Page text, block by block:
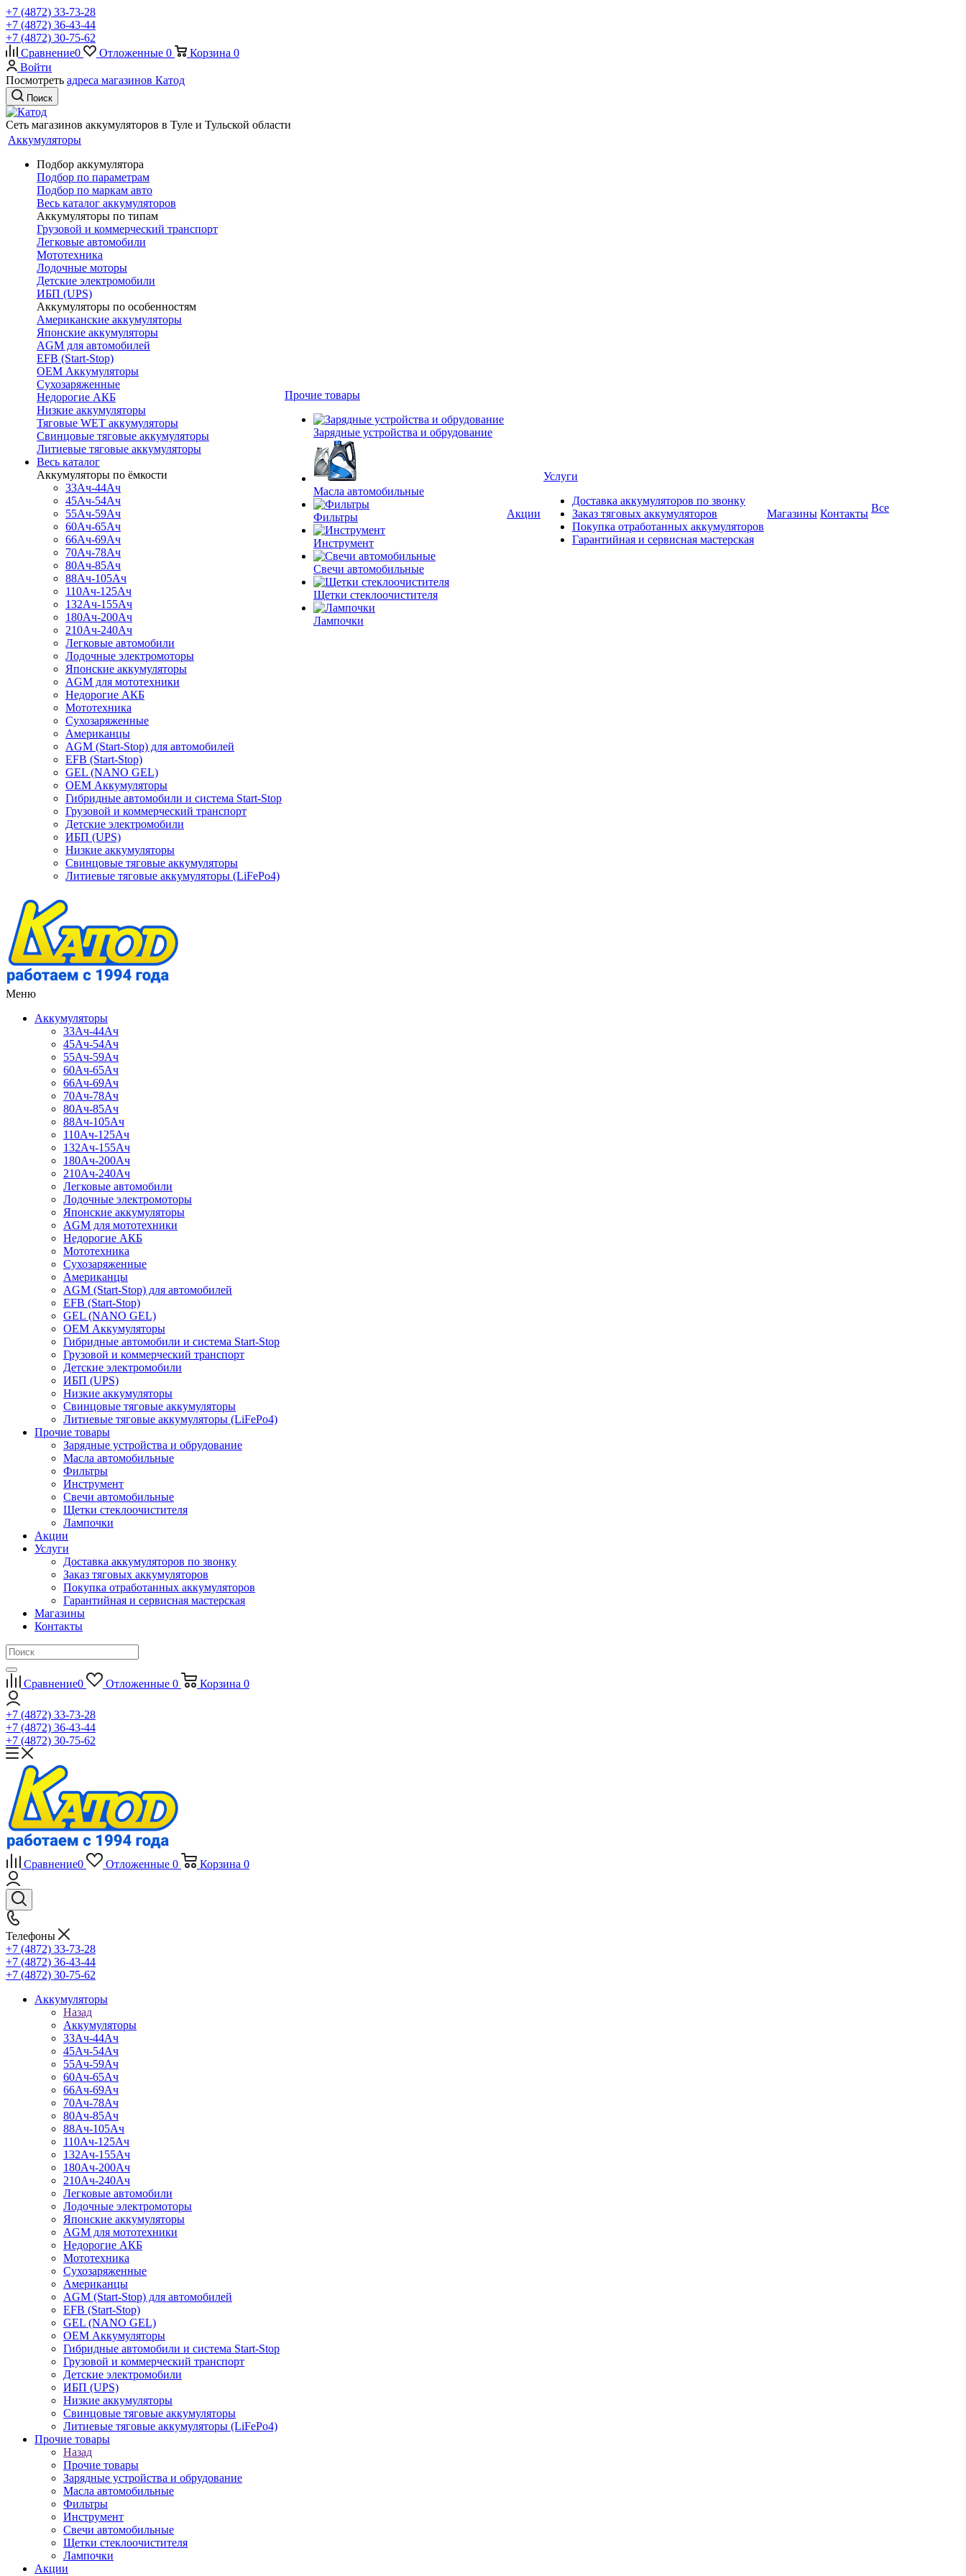
+7 (4872) 33-73-28
+7 (4872) 36-43-44
+7 (4872) 30-75-62
Сравнение0 Отложенные 0 Корзина 0
Войти
Посмотреть адреса магазинов Катод
Поиск
Сеть магазинов аккумуляторов в Туле и Тульской области
Аккумуляторы
Подбор аккумулятора
Подбор по параметрам
Подбор по маркам авто
Весь каталог аккумуляторов
Аккумуляторы по типам
Грузовой и коммерческий транспорт
Легковые автомобили
Мототехника
Лодочные моторы
Детские электромобили
ИБП (UPS)
Аккумуляторы по особенностям
Американские аккумуляторы
Японские аккумуляторы
AGM для автомобилей
EFB (Start-Stop)
OEM Аккумуляторы
Сухозаряженные
Недорогие АКБ
Низкие аккумуляторы
Тяговые WET аккумуляторы
Свинцовые тяговые аккумуляторы
Литиевые тяговые аккумуляторы
Весь каталог
Аккумуляторы по ёмкости
33Ач-44Ач
45Ач-54Ач
55Ач-59Ач
60Ач-65Ач
66Ач-69Ач
70Ач-78Ач
80Ач-85Ач
88Ач-105Ач
110Ач-125Ач
132Ач-155Ач
180Ач-200Ач
210Ач-240Ач
Легковые автомобили
Лодочные электромоторы
Японские аккумуляторы
AGM для мототехники
Недорогие АКБ
Мототехника
Сухозаряженные
Американцы
AGM (Start-Stop) для автомобилей
EFB (Start-Stop)
GEL (NANO GEL)
OEM Аккумуляторы
Гибридные автомобили и система Start-Stop
Грузовой и коммерческий транспорт
Детские электромобили
ИБП (UPS)
Низкие аккумуляторы
Свинцовые тяговые аккумуляторы
Литиевые тяговые аккумуляторы (LiFePo4)
Прочие товары
Зарядные устройства и обрудование
Масла автомобильные
Фильтры
Инструмент
Свечи автомобильные
Щетки стеклоочистителя
Лампочки
Акции
Услуги
Доставка аккумуляторов по звонку
Заказ тяговых аккумуляторов
Покупка отработанных аккумуляторов
Гарантийная и сервисная мастерская
Магазины Контакты Все
Меню
Аккумуляторы
33Ач-44Ач
45Ач-54Ач
55Ач-59Ач
60Ач-65Ач
66Ач-69Ач
70Ач-78Ач
80Ач-85Ач
88Ач-105Ач
110Ач-125Ач
132Ач-155Ач
180Ач-200Ач
210Ач-240Ач
Легковые автомобили
Лодочные электромоторы
Японские аккумуляторы
AGM для мототехники
Недорогие АКБ
Мототехника
Сухозаряженные
Американцы
AGM (Start-Stop) для автомобилей
EFB (Start-Stop)
GEL (NANO GEL)
OEM Аккумуляторы
Гибридные автомобили и система Start-Stop
Грузовой и коммерческий транспорт
Детские электромобили
ИБП (UPS)
Низкие аккумуляторы
Свинцовые тяговые аккумуляторы
Литиевые тяговые аккумуляторы (LiFePo4)
Прочие товары
Зарядные устройства и обрудование
Масла автомобильные
Фильтры
Инструмент
Свечи автомобильные
Щетки стеклоочистителя
Лампочки
Акции
Услуги
Доставка аккумуляторов по звонку
Заказ тяговых аккумуляторов
Покупка отработанных аккумуляторов
Гарантийная и сервисная мастерская
Магазины
Контакты
Сравнение0 Отложенные 0 Корзина 0
+7 (4872) 33-73-28
+7 (4872) 36-43-44
+7 (4872) 30-75-62
Сравнение0 Отложенные 0 Корзина 0
Телефоны
+7 (4872) 33-73-28
+7 (4872) 36-43-44
+7 (4872) 30-75-62
Аккумуляторы
Назад
Аккумуляторы
33Ач-44Ач
45Ач-54Ач
55Ач-59Ач
60Ач-65Ач
66Ач-69Ач
70Ач-78Ач
80Ач-85Ач
88Ач-105Ач
110Ач-125Ач
132Ач-155Ач
180Ач-200Ач
210Ач-240Ач
Легковые автомобили
Лодочные электромоторы
Японские аккумуляторы
AGM для мототехники
Недорогие АКБ
Мототехника
Сухозаряженные
Американцы
AGM (Start-Stop) для автомобилей
EFB (Start-Stop)
GEL (NANO GEL)
OEM Аккумуляторы
Гибридные автомобили и система Start-Stop
Грузовой и коммерческий транспорт
Детские электромобили
ИБП (UPS)
Низкие аккумуляторы
Свинцовые тяговые аккумуляторы
Литиевые тяговые аккумуляторы (LiFePo4)
Прочие товары
Назад
Прочие товары
Зарядные устройства и обрудование
Масла автомобильные
Фильтры
Инструмент
Свечи автомобильные
Щетки стеклоочистителя
Лампочки
Акции